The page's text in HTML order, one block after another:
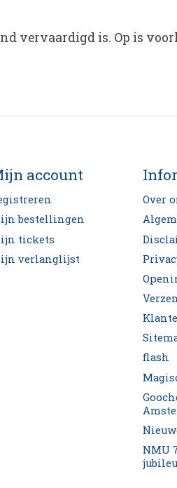
vervaardigd is. Op is
account
bestellingen
tickets
verlanglijst
Over
flash
NMU